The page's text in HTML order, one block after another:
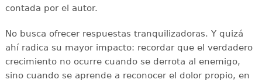
contada por el autor.
No busca ofrecer respuestas tranquilizadoras. Y quizá
ahí radica su mayor impacto: recordar que el verdadero
crecimiento no ocurre cuando se derrota al enemigo,
sino cuando se aprende a reconocer el dolor propio, en